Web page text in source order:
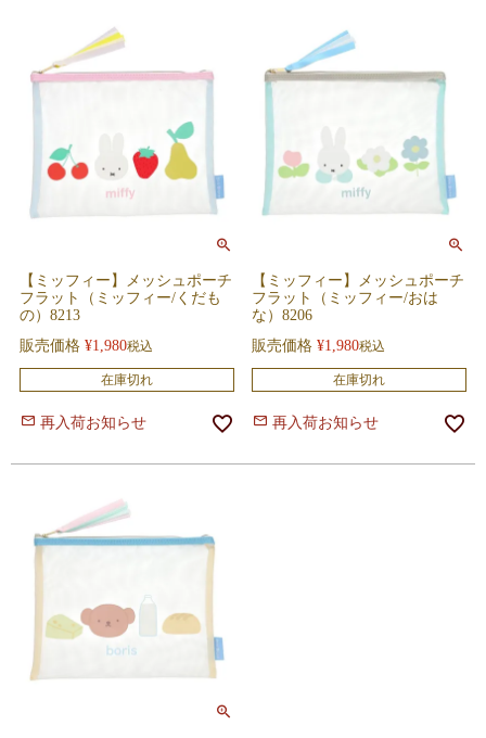
【ミッフィー】メッシュポーチ
フラット（ミッフィー/くだも
の）8213
販売価格 ¥1,980税込
在庫切れ
再入荷お知らせ
【ミッフィー】メッシュポーチ
フラット（ミッフィー/おは
な）8206
販売価格 ¥1,980税込
在庫切れ
再入荷お知らせ